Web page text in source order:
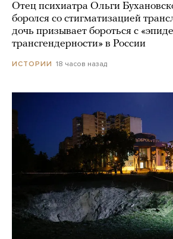
Отец психиатра Ольги
боролся со стигматизацией
дочь призывает бороться с
трансгендерности» в России
ИСТОРИИ 18 часов назад